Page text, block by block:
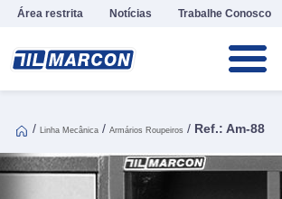
Área restrita Notícias Trabalhe Conosco
/ Linha Mecânica / Armários Roupeiros / Ref.: Am-88